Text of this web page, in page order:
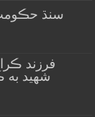
شهيد به